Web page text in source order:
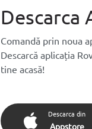
Descarca
Comandă prin noua
Descarcă aplicația
tine acasă!
Descarca din
Appstore